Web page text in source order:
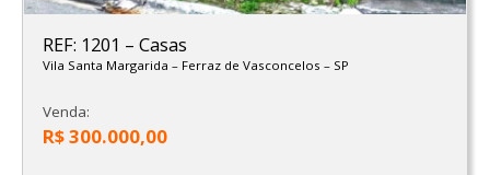
REF: 1201 – Casas
Vila Santa Margarida – Ferraz de Vasconcelos – SP
Venda:
R$ 300.000,00